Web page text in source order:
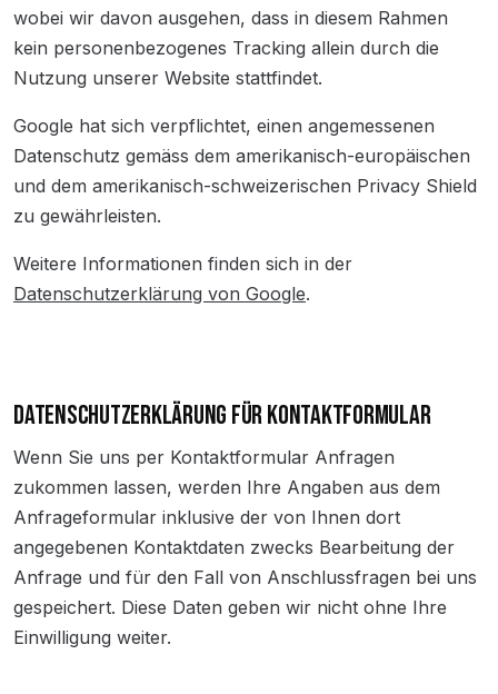
wobei wir davon ausgehen, dass in diesem Rahmen
kein personenbezogenes Tracking allein durch die
Nutzung unserer Website stattfindet.
Google hat sich verpflichtet, einen angemessenen
Datenschutz gemäss dem amerikanisch-europäischen
und dem amerikanisch-schweizerischen Privacy Shield
zu gewährleisten.
Weitere Informationen finden sich in der
Datenschutzerklärung von Google.
DATENSCHUTZERKLÄRUNG FÜR KONTAKTFORMULAR
Wenn Sie uns per Kontaktformular Anfragen
zukommen lassen, werden Ihre Angaben aus dem
Anfrageformular inklusive der von Ihnen dort
angegebenen Kontaktdaten zwecks Bearbeitung der
Anfrage und für den Fall von Anschlussfragen bei uns
gespeichert. Diese Daten geben wir nicht ohne Ihre
Einwilligung weiter.